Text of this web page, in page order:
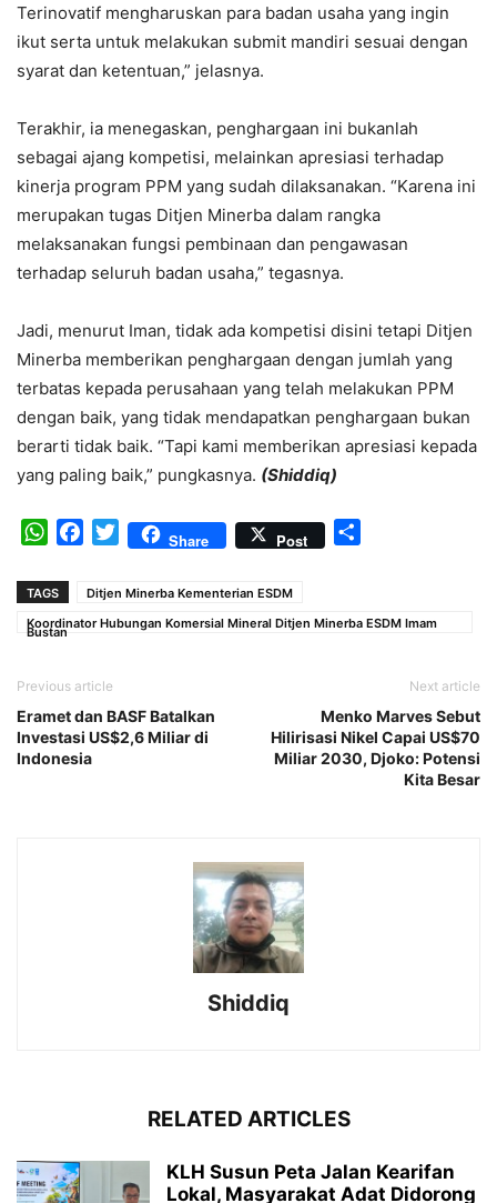
Terinovatif mengharuskan para badan usaha yang ingin
ikut serta untuk melakukan submit mandiri sesuai dengan
syarat dan ketentuan,” jelasnya.
Terakhir, ia menegaskan, penghargaan ini bukanlah
sebagai ajang kompetisi, melainkan apresiasi terhadap
kinerja program PPM yang sudah dilaksanakan. “Karena ini
merupakan tugas Ditjen Minerba dalam rangka
melaksanakan fungsi pembinaan dan pengawasan
terhadap seluruh badan usaha,” tegasnya.
Jadi, menurut Iman, tidak ada kompetisi disini tetapi Ditjen
Minerba memberikan penghargaan dengan jumlah yang
terbatas kepada perusahaan yang telah melakukan PPM
dengan baik, yang tidak mendapatkan penghargaan bukan
berarti tidak baik. “Tapi kami memberikan apresiasi kepada
yang paling baik,” pungkasnya. (Shiddiq)
WhatsAppFacebook
TwitterShare Post
TAGS
Ditjen Minerba Kementerian ESDM
Koordinator Hubungan Komersial Mineral Ditjen Minerba ESDM Imam
Bustan
Previous article
Eramet dan BASF Batalkan
Investasi US$2,6 Miliar di
Indonesia
Next article
Menko Marves Sebut
Hilirisasi Nikel Capai US$70
Miliar 2030, Djoko: Potensi
Kita Besar
Shiddiq
RELATED ARTICLES
KLH Susun Peta Jalan Kearifan
Lokal, Masyarakat Adat Didorong